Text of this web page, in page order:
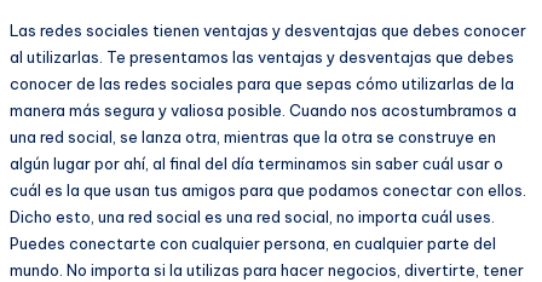
Las redes sociales tienen ventajas y desventajas que debes conocer
al utilizarlas. Te presentamos las ventajas y desventajas que debes
conocer de las redes sociales para que sepas cómo utilizarlas de la
manera más segura y valiosa posible. Cuando nos acostumbramos a
una red social, se lanza otra, mientras que la otra se construye en
algún lugar por ahí, al final del día terminamos sin saber cuál usar o
cuál es la que usan tus amigos para que podamos conectar con ellos.
Dicho esto, una red social es una red social, no importa cuál uses.
Puedes conectarte con cualquier persona, en cualquier parte del
mundo. No importa si la utilizas para hacer negocios, divertirte, tener